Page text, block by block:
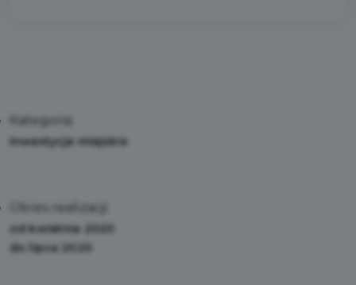
Kategoria:
Inwestycje miejskie
Okres realizacji:
od kwietnia 2020
do lipca 2020